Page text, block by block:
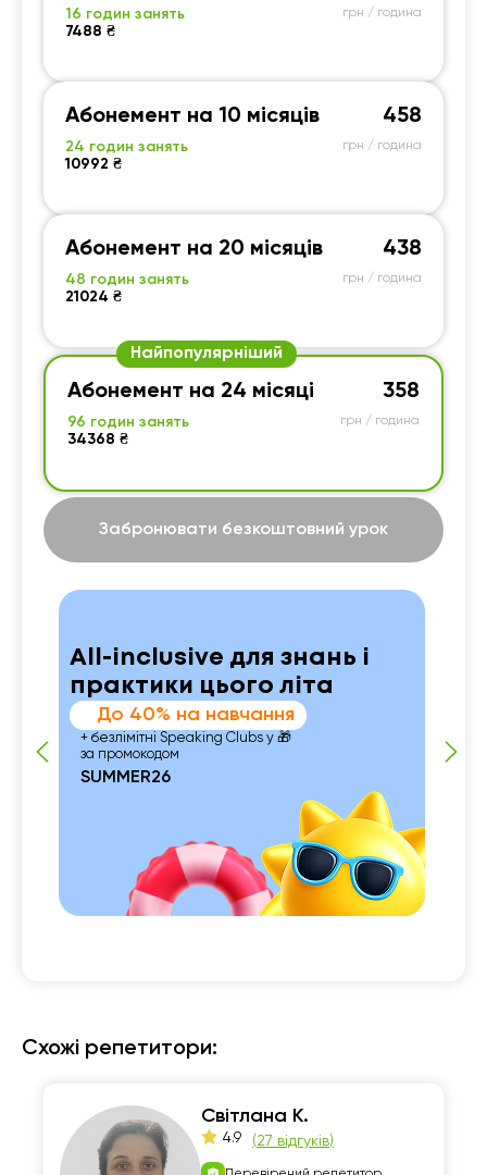
16 годин занять
7488 ₴
грн / година
Абонемент на 10 місяців
24 годин занять
10992 ₴
458
грн / година
Абонемент на 20 місяців
48 годин занять
21024 ₴
438
грн / година
Найпопулярніший
Абонемент на 24 місяці
96 годин занять
34368 ₴
358
грн / година
Забронювати безкоштовний урок
All-inclusive для знань і
практики цього літа
До 40% на навчання
+ безлімітні Speaking Clubs у 🎁
за промокодом
SUMMER26
Схожі репетитори:
Світлана К.
4.9 (27 відгуків)